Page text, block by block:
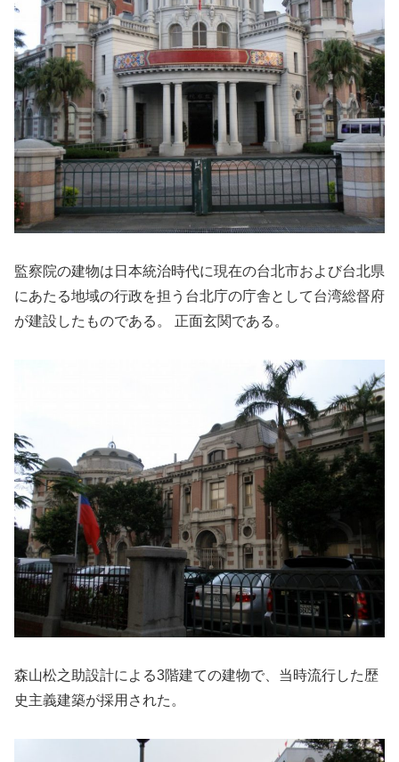
監察院の建物は日本統治時代に現在の台北市および台北県
にあたる地域の行政を担う台北庁の庁舎として台湾総督府
が建設したものである。 正面玄関である。
森山松之助設計による3階建ての建物で、当時流行した歴
史主義建築が採用された。